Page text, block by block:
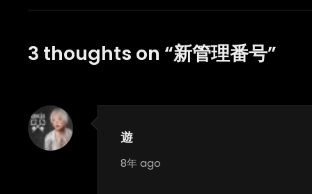
ビ
ー
ョ
ン
3 thoughts on “新管理番号”
遊
says:
8年 ago